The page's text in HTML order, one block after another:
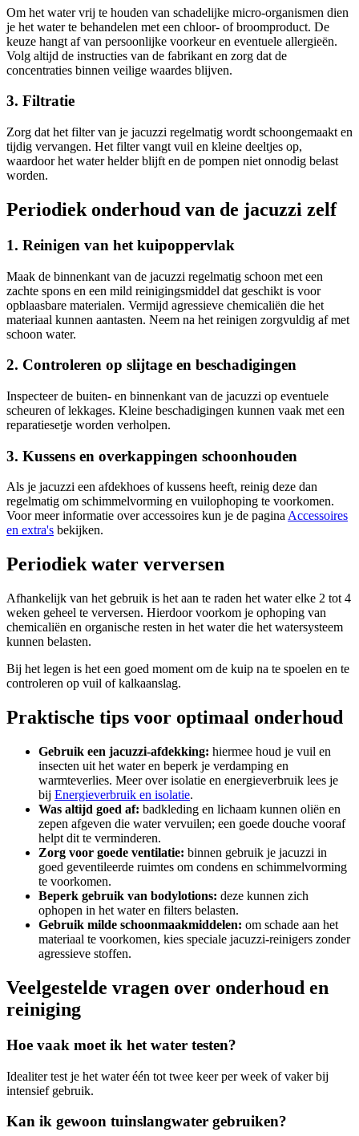
Om het water vrij te houden van schadelijke micro-organismen dien
je het water te behandelen met een chloor- of broomproduct. De
keuze hangt af van persoonlijke voorkeur en eventuele allergieën.
Volg altijd de instructies van de fabrikant en zorg dat de
concentraties binnen veilige waardes blijven.
3. Filtratie
Zorg dat het filter van je jacuzzi regelmatig wordt schoongemaakt en
tijdig vervangen. Het filter vangt vuil en kleine deeltjes op,
waardoor het water helder blijft en de pompen niet onnodig belast
worden.
Periodiek onderhoud van de jacuzzi zelf
1. Reinigen van het kuipoppervlak
Maak de binnenkant van de jacuzzi regelmatig schoon met een
zachte spons en een mild reinigingsmiddel dat geschikt is voor
opblaasbare materialen. Vermijd agressieve chemicaliën die het
materiaal kunnen aantasten. Neem na het reinigen zorgvuldig af met
schoon water.
2. Controleren op slijtage en beschadigingen
Inspecteer de buiten- en binnenkant van de jacuzzi op eventuele
scheuren of lekkages. Kleine beschadigingen kunnen vaak met een
reparatiesetje worden verholpen.
3. Kussens en overkappingen schoonhouden
Als je jacuzzi een afdekhoes of kussens heeft, reinig deze dan
regelmatig om schimmelvorming en vuilophoping te voorkomen.
Voor meer informatie over accessoires kun je de paginaAccessoires
en extra's bekijken.
Periodiek water verversen
Afhankelijk van het gebruik is het aan te raden het water elke 2 tot 4
weken geheel te verversen. Hierdoor voorkom je ophoping van
chemicaliën en organische resten in het water die het watersysteem
kunnen belasten.
Bij het legen is het een goed moment om de kuip na te spoelen en te
controleren op vuil of kalkaanslag.
Praktische tips voor optimaal onderhoud
Gebruik een jacuzzi-afdekking: hiermee houd je vuil en
insecten uit het water en beperk je verdamping en
warmteverlies. Meer over isolatie en energieverbruik lees je
bij Energieverbruik en isolatie.
Was altijd goed af: badkleding en lichaam kunnen oliën en
zepen afgeven die water vervuilen; een goede douche vooraf
helpt dit te verminderen.
Zorg voor goede ventilatie: binnen gebruik je jacuzzi in
goed geventileerde ruimtes om condens en schimmelvorming
te voorkomen.
Beperk gebruik van bodylotions: deze kunnen zich
ophopen in het water en filters belasten.
Gebruik milde schoonmaakmiddelen: om schade aan het
materiaal te voorkomen, kies speciale jacuzzi-reinigers zonder
agressieve stoffen.
Veelgestelde vragen over onderhoud en
reiniging
Hoe vaak moet ik het water testen?
Idealiter test je het water één tot twee keer per week of vaker bij
intensief gebruik.
Kan ik gewoon tuinslangwater gebruiken?